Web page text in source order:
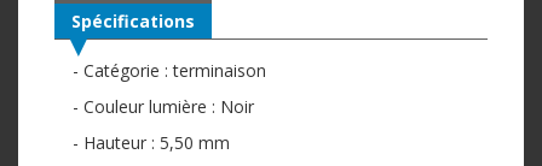
Spécifications
- Catégorie : terminaison
- Couleur lumière : Noir
- Hauteur : 5,50 mm